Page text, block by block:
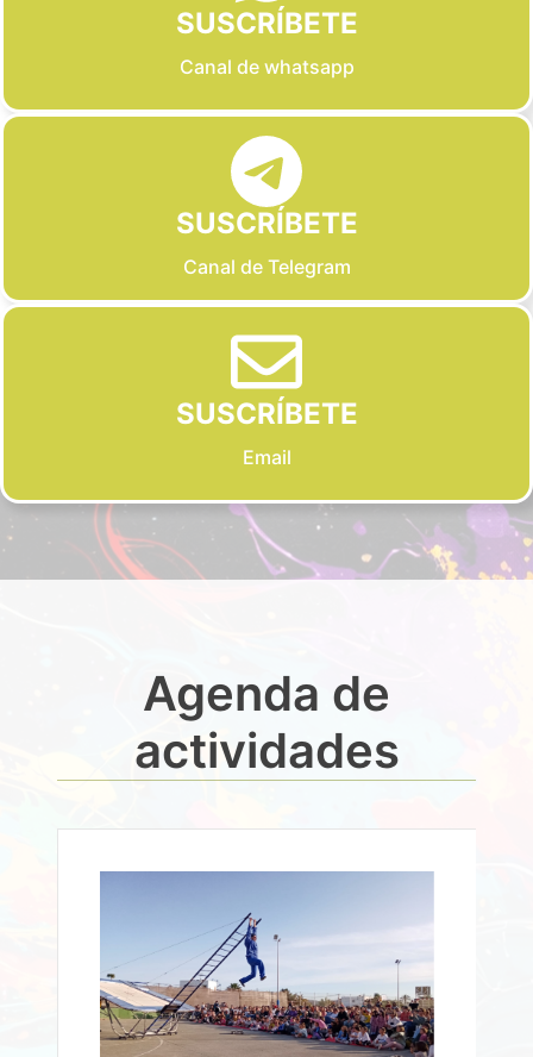
SUSCRÍBETE
Canal de whatsapp
SUSCRÍBETE
Canal de Telegram
SUSCRÍBETE
Email
Agenda de
actividades